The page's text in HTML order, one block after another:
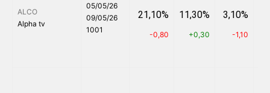
ALCO
Alpha tv
05/05/26
09/05/26
1001
21,10%
-0,80
11,30%
+0,30
3,10%
-1,10